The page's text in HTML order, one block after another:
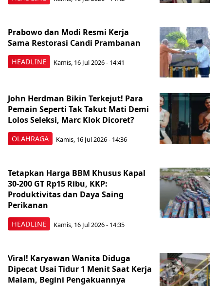
HEADLINE
Prabowo dan Modi Resmi Kerja
Sama Restorasi Candi Prambanan
Kamis, 16 Jul 2026 - 14:41
OLAHRAGA
John Herdman Bikin Terkejut! Para
Pemain Seperti Tak Takut Mati Demi
Lolos Seleksi, Marc Klok Dicoret?
Kamis, 16 Jul 2026 - 14:36
HEADLINE
Tetapkan Harga BBM Khusus Kapal
30-200 GT Rp15 Ribu, KKP:
Produktivitas dan Daya Saing
Perikanan
Kamis, 16 Jul 2026 - 14:35
Viral! Karyawan Wanita Diduga
Dipecat Usai Tidur 1 Menit Saat Kerja
Malam, Begini Pengakuannya